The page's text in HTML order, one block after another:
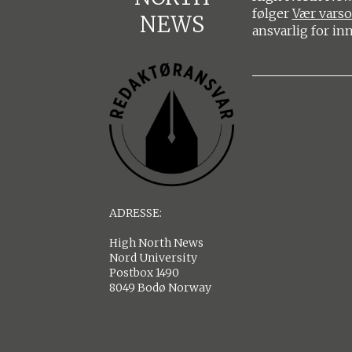
NEWS
følgerVær
ansvarlig for
ADRESSE:
High North News
Nord University
Postbox 1490
8049 Bodø Norway